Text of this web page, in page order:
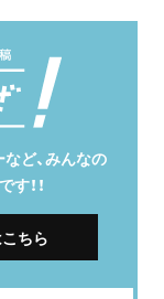
ど、みんなの
！！
ちら